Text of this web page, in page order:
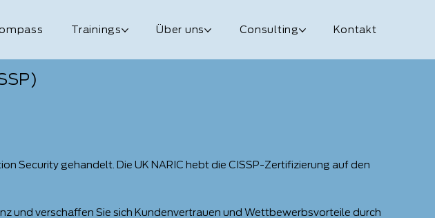
Trainings Über uns Consulting Kontakt
Security gehandelt. Die UK NARIC hebt die CISSP-Zertifizierung auf den
und verschaffen Sie sich Kundenvertrauen und Wettbewerbsvorteile durch